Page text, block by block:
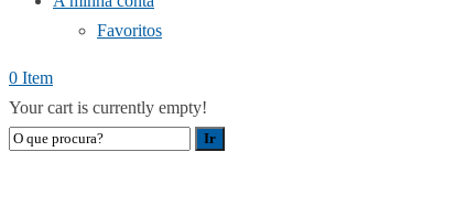
Favoritos
0 Item
Your cart is currently empty!